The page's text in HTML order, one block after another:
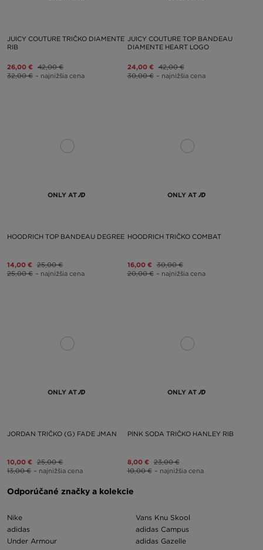
JUICY COUTURE TRIČKO DIAMENTE
RIB
26,00 € 42,00 €
32,00 € – najnižšia cena
JUICY COUTURE TOP BANDEAU
DIAMENTE HEART LOGO
24,00 € 42,00 €
30,00 € – najnižšia cena
ONLY AT
HOODRICH TOP BANDEAU DEGREE
14,00 € 25,00 €
25,00 € – najnižšia cena
ONLY AT
HOODRICH TRIČKO COMBAT
16,00 € 30,00 €
20,00 € – najnižšia cena
ONLY AT
JORDAN TRIČKO (G) FADE JMAN
10,00 € 25,00 €
13,00 € – najnižšia cena
ONLY AT
PINK SODA TRIČKO HANLEY RIB
8,00 € 23,00 €
10,00 € – najnižšia cena
Odporúčané značky a kolekcie
Nike
adidas
Under Armour
Vans Knu Skool
adidas Campus
adidas Gazelle